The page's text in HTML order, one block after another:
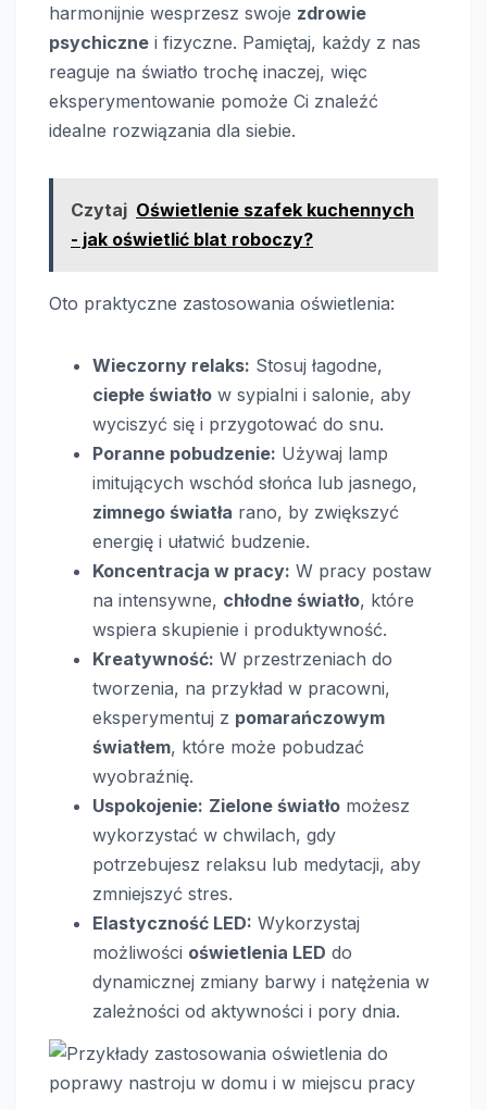
harmonijnie wesprzesz swoje zdrowie
psychiczne i fizyczne. Pamiętaj, każdy z nas
reaguje na światło trochę inaczej, więc
eksperymentowanie pomoże Ci znaleźć
idealne rozwiązania dla siebie.
Czytaj Oświetlenie szafek kuchennych
- jak oświetlić blat roboczy?
Oto praktyczne zastosowania oświetlenia:
Wieczorny relaks: Stosuj łagodne,
ciepłe światło w sypialni i salonie, aby
wyciszyć się i przygotować do snu.
Poranne pobudzenie: Używaj lamp
imitujących wschód słońca lub jasnego,
zimnego światła rano, by zwiększyć
energię i ułatwić budzenie.
Koncentracja w pracy: W pracy postaw
na intensywne, chłodne światło, które
wspiera skupienie i produktywność.
Kreatywność: W przestrzeniach do
tworzenia, na przykład w pracowni,
eksperymentuj z pomarańczowym
światłem, które może pobudzać
wyobraźnię.
Uspokojenie: Zielone światło możesz
wykorzystać w chwilach, gdy
potrzebujesz relaksu lub medytacji, aby
zmniejszyć stres.
Elastyczność LED: Wykorzystaj
możliwości oświetlenia LED do
dynamicznej zmiany barwy i natężenia w
zależności od aktywności i pory dnia.